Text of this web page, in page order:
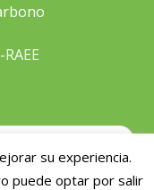
su experiencia.
puede optar por salir